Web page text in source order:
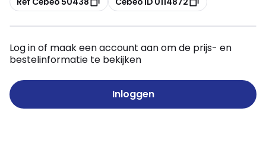
Log in of maak een account aan om de prijs- en
bestelinformatie te bekijken
Inloggen